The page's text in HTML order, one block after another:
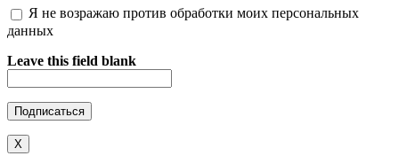
Я не возражаю против обработки моих персональных
данных
Leave this field blank
X